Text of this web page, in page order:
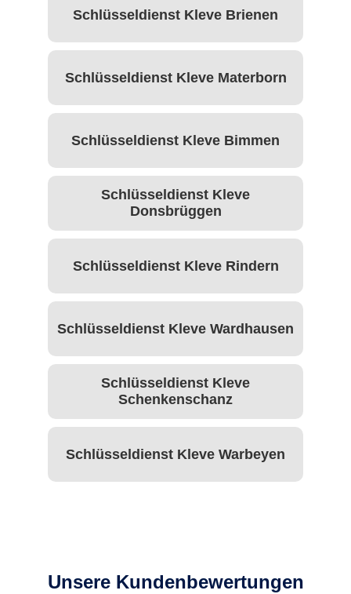
Schlüsseldienst Kleve Brienen
Schlüsseldienst Kleve Materborn
Schlüsseldienst Kleve Bimmen
Schlüsseldienst Kleve
Donsbrüggen
Schlüsseldienst Kleve Rindern
Schlüsseldienst Kleve Wardhausen
Schlüsseldienst Kleve
Schenkenschanz
Schlüsseldienst Kleve Warbeyen
Unsere Kundenbewertungen